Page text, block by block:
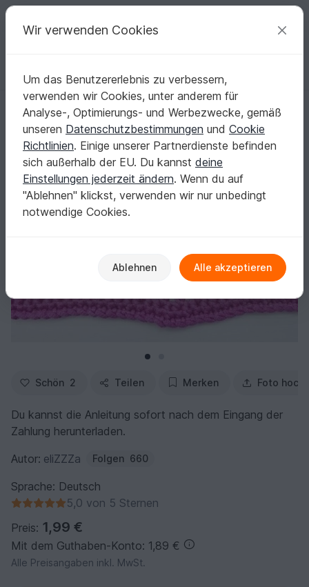
Deine kreativen Ideen
Deutsch | € (EUR) einloggen Kostenlos registrieren
Startseite Häkeln Diverses Weiteres
Häkelanleitung * Häkelmuster "Ajour mit Wellen"
Häkelanleitung * Häkelmuster "Ajour mit
Wellen"
Schön 2 Teilen Merken Foto
Du kannst die Anleitung sofort nach dem Eingang der
Zahlung herunterladen.
Autor: eliZZZa Folgen 660
Sprache: Deutsch
5,0 von 5 Sternen
Preis: 1,99 €
Mit dem Guthaben-Konto: 1,89 €
Alle Preisangaben inkl. MwSt.
Wir verwenden Cookies
Um das Benutzererlebnis zu verbessern,
verwenden wir Cookies, unter anderem für
Analyse-, Optimierungs- und Werbezwecke, gemäß
unseren Datenschutzbestimmungen und Cookie
Richtlinien. Einige unserer Partnerdienste befinden
sich außerhalb der EU. Du kannst deine
Einstellungen jederzeit ändern. Wenn du auf
"Ablehnen" klickst, verwenden wir nur unbedingt
notwendige Cookies.
Ablehnen Alle akzeptieren